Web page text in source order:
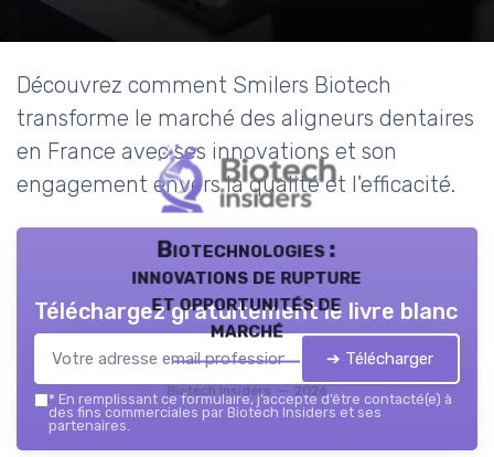
Découvrez comment Smilers Biotech
transforme le marché des aligneurs dentaires
en France avec ses innovations et son
engagement envers la qualité et l'efficacité.
Biotechnologies :
innovations de rupture
et opportunités de
marché
Biotech Insiders — 2026
Téléchargez gratuitement le livre blanc
➔ Télécharger
* En remplissant ce formulaire, j’accepte d’être contacté(e) à
des fins commerciales par Biotech Insiders et ses
partenaires.